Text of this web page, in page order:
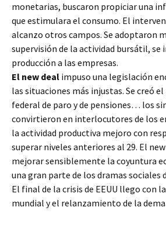
monetarias, buscaron propiciar una
que estimulara el consumo. El
alcanzo otros campos. Se adoptaron
supervisión de la actividad bursátil, se
producción a las empresas.
El new deal impuso una legislación
las situaciones más injustas. Se creó
federal de paro y de pensiones… los
convirtieron en interlocutores de los
la actividad productiva mejoro con
superar niveles anteriores al 29. El
mejorar sensiblemente la coyuntura
una gran parte de los dramas sociales
El final de la crisis de EEUU llego con
mundial y el relanzamiento de la